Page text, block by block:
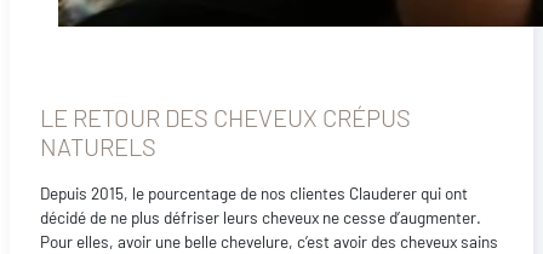
LE RETOUR DES CHEVEUX CRÉPUS
NATURELS
Depuis 2015, le pourcentage de nos clientes Clauderer qui ont
décidé de ne plus défriser leurs cheveux ne cesse d’augmenter.
Pour elles, avoir une belle chevelure, c’est avoir des cheveux sains